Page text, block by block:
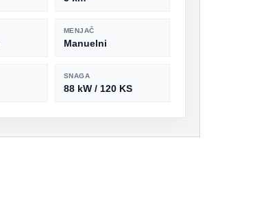
MENJAČ
Manuelni
SNAGA
88 kW / 120 KS